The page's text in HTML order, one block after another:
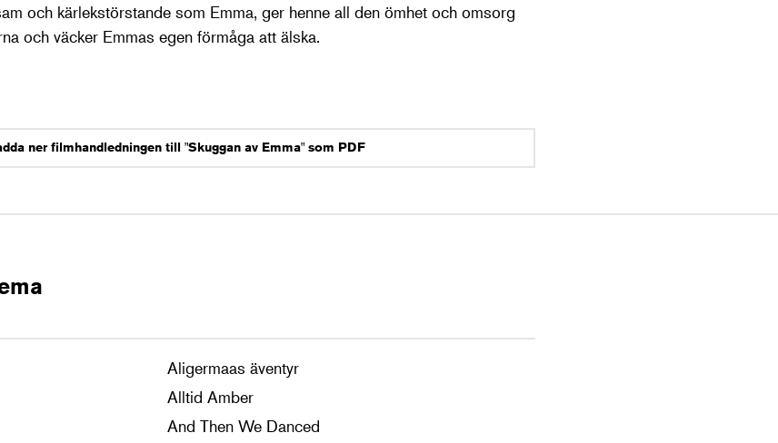
och kärlekstörstande som Emma, ger henne all den ömhet och omsorg
och väcker Emmas egen förmåga att älska.
ner filmhandledningen till "Skuggan av Emma" som PDF
Aligermaas äventyr
Alltid Amber
And Then We Danced